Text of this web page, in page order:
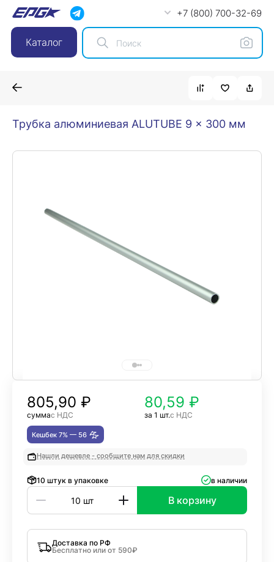
+7 (800) 700-32-69
Каталог
Трубка алюминиевая ALUTUBE 9 x 300 мм
805,90 ₽
суммас НДС
80,59 ₽
за 1 шт.с НДС
Кешбек 7% — 56
Нашли дешевле - сообщите нам для скидки
10 штук в упаковке в наличии
В корзину
Доставка по РФ
Бесплатно или от 590₽